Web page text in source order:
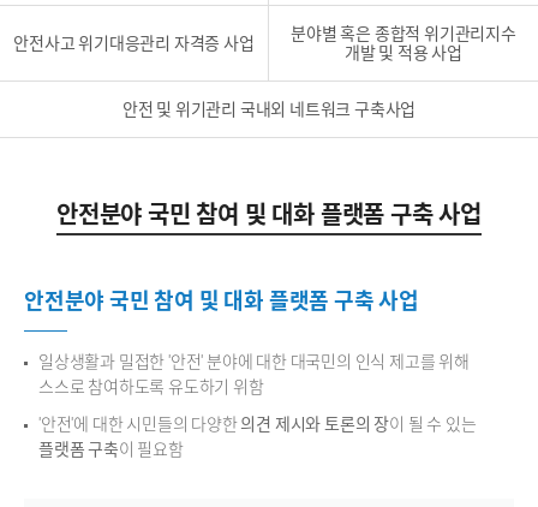
안전사고 위기대응관리 자격증 사업
분야별 혹은 종합적 위기관리지수
개발 및 적용 사업
안전 및 위기관리 국내외 네트워크 구축사업
안전분야 국민 참여 및 대화 플랫폼 구축 사업
안전분야 국민 참여 및 대화 플랫폼 구축 사업
일상생활과 밀접한 '안전' 분야에 대한 대국민의 인식 제고를 위해
스스로 참여하도록 유도하기 위함
'안전'에 대한 시민들의 다양한의견 제시와 토론의 장이 될 수 있는
플랫폼 구축이 필요함